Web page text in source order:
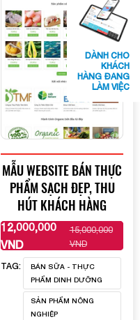
MẪU WEBSITE BÁN THỰC
PHẨM SẠCH ĐẸP, THU
HÚT KHÁCH HÀNG
12,000,000
VND
15,000,000
VND
XEM THÊM
TAG:
BÁN SỮA - THỰC
PHẨM DINH DƯỠNG
SẢN PHẨM NÔNG
NGHIỆP
DÀNH CHO
KHÁCH
HÀNG ĐANG
LÀM VIỆC